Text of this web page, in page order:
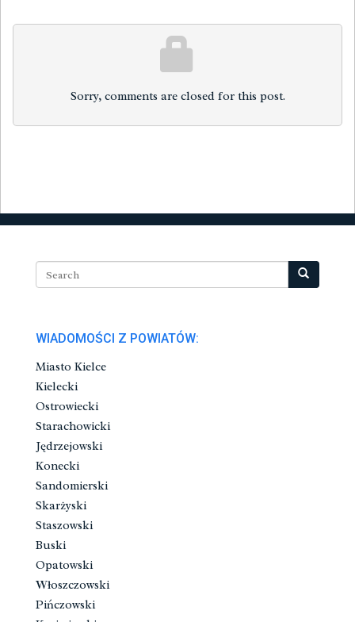
Sorry, comments are closed for this post.
WIADOMOŚCI Z POWIATÓW:
Miasto Kielce
Kielecki
Ostrowiecki
Starachowicki
Jędrzejowski
Konecki
Sandomierski
Skarżyski
Staszowski
Buski
Opatowski
Włoszczowski
Pińczowski